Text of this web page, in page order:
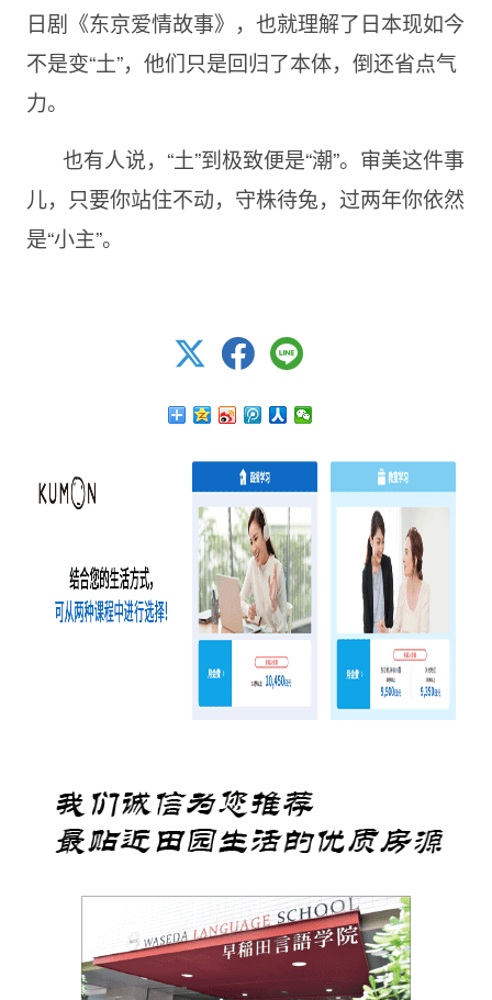
日剧《东京爱情故事》，也就理解了日本现如今
不是变“土”，他们只是回归了本体，倒还省点气
力。
也有人说，“土”到极致便是“潮”。审美这件事
儿，只要你站住不动，守株待兔，过两年你依然
是“小主”。